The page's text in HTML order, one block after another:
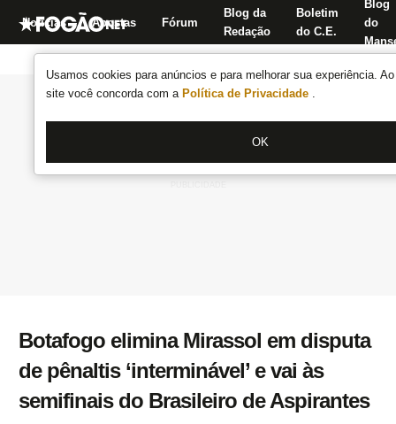
Usamos cookies para anúncios e para melhorar sua experiência.
site você concorda com a Política de Privacidade .
OK
Notícias Apostas Fórum
Blog da
Redação
Boletim
do C.E.
Blog
do
Botafogo elimina Mirassol em disputa
de pênaltis ‘interminável’ e vai às
semifinais do Brasileiro de Aspirantes